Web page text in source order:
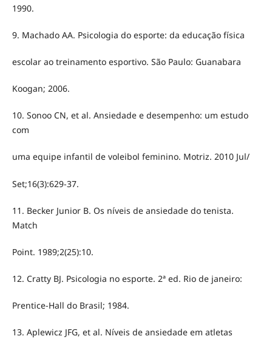
1990.
9. Machado AA. Psicologia do esporte: da educação física
escolar ao treinamento esportivo. São Paulo: Guanabara
Koogan; 2006.
10. Sonoo CN, et al. Ansiedade e desempenho: um estudo
com
uma equipe infantil de voleibol feminino. Motriz. 2010 Jul/
Set;16(3):629-37.
11. Becker Junior B. Os níveis de ansiedade do tenista.
Match
Point. 1989;2(25):10.
12. Cratty BJ. Psicologia no esporte. 2ª ed. Rio de janeiro:
Prentice-Hall do Brasil; 1984.
13. Aplewicz JFG, et al. Níveis de ansiedade em atletas